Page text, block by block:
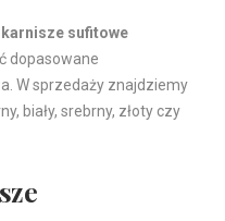
karnisze sufitowe
dopasowane
W sprzedaży znajdziemy
biały, srebrny, złoty czy